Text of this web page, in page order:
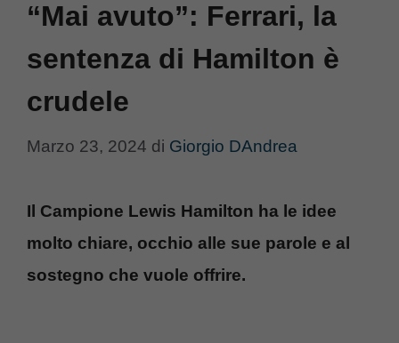
“Mai avuto”: Ferrari, la
sentenza di Hamilton è
crudele
Marzo 23, 2024 di Giorgio DAndrea
Il Campione Lewis Hamilton ha le idee
molto chiare, occhio alle sue parole e al
sostegno che vuole offrire.